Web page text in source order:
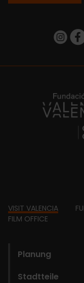
https://
https://
Footer
VISIT VALENCIA
FILM OFFICE
Planung
Stadtteile